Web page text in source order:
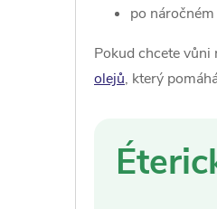
po
Pokud chcete
olejů, který